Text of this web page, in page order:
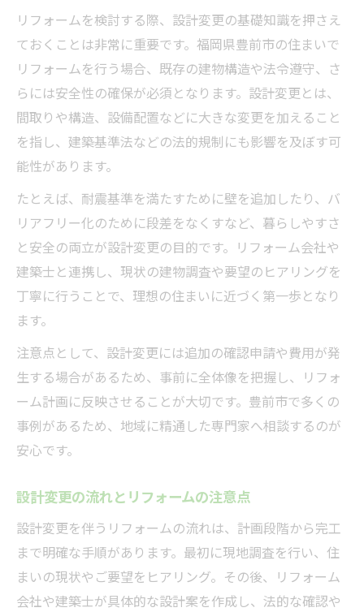
リフォームを検討する際、設計変更の基礎知識を押さえ
ておくことは非常に重要です。福岡県豊前市の住まいで
リフォームを行う場合、既存の建物構造や法令遵守、さ
らには安全性の確保が必須となります。設計変更とは、
間取りや構造、設備配置などに大きな変更を加えること
を指し、建築基準法などの法的規制にも影響を及ぼす可
能性があります。
たとえば、耐震基準を満たすために壁を追加したり、バ
リアフリー化のために段差をなくすなど、暮らしやすさ
と安全の両立が設計変更の目的です。リフォーム会社や
建築士と連携し、現状の建物調査や要望のヒアリングを
丁寧に行うことで、理想の住まいに近づく第一歩となり
ます。
注意点として、設計変更には追加の確認申請や費用が発
生する場合があるため、事前に全体像を把握し、リフォ
ーム計画に反映させることが大切です。豊前市で多くの
事例があるため、地域に精通した専門家へ相談するのが
安心です。
設計変更の流れとリフォームの注意点
設計変更を伴うリフォームの流れは、計画段階から完工
まで明確な手順があります。最初に現地調査を行い、住
まいの現状やご要望をヒアリング。その後、リフォーム
会社や建築士が具体的な設計案を作成し、法的な確認や